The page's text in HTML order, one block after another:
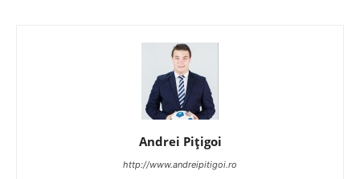
Andrei Pițigoi
http://www.andreipitigoi.ro